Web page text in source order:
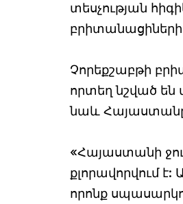
տեսչության
բրիտանացիների
Չորեքշաբթի
որտեղ նշված են
նաև
«Հայաստանի
քլորավորվում
որոնք